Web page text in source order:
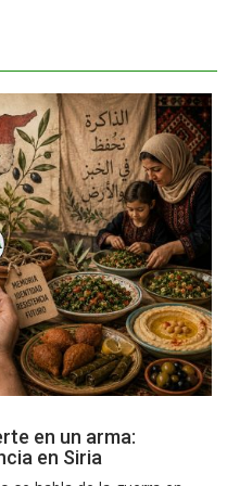
en un arma:
en Siria